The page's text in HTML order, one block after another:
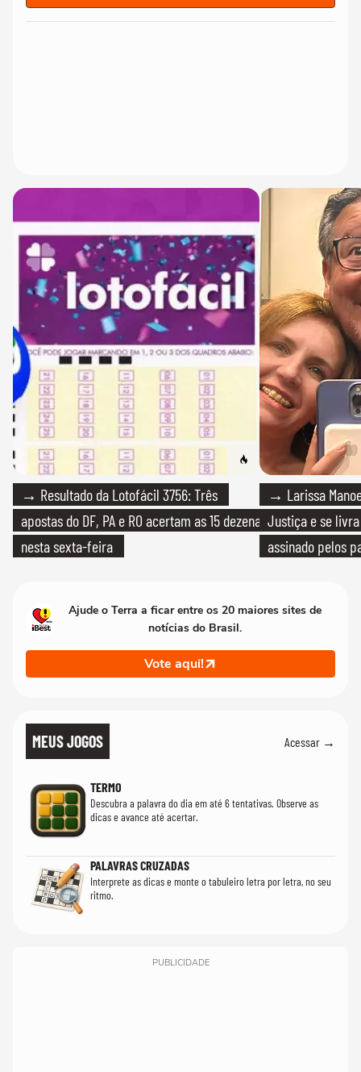
→ Resultado da Lotofácil 3756: Três
apostas do DF, PA e RO acertam as 15 dezenas
nesta sexta-feira
→ Larissa
Justiça e se
assinado pelos
Ajude o Terra a ficar entre os 20 maiores sites de
notícias do Brasil.
Vote aqui!
MEUS JOGOS Acessar →
TERMO
Descubra a palavra do dia em até 6 tentativas. Observe as
dicas e avance até acertar.
PALAVRAS CRUZADAS
Interprete as dicas e monte o tabuleiro letra por letra, no seu
ritmo.
PUBLICIDADE